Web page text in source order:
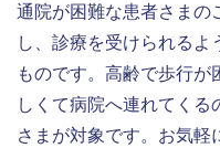
通院が困難な患者さまの
し、診療を受けられるよ
ものです。高齢で歩行
しくて病院へ連れてく
さまが対象です。お気軽